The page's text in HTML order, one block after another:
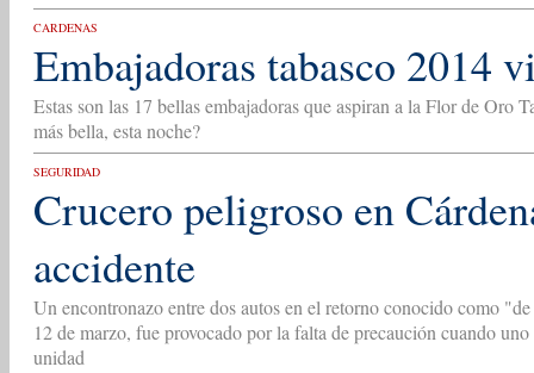
CARDENAS
Embajadoras tabasco 2014
Estas son las 17 bellas embajadoras que aspiran a la Flor de Oro
más bella, esta noche?
SEGURIDAD
Crucero peligroso en
accidente
Un encontronazo entre dos autos en el retorno conocido como
12 de marzo, fue provocado por la falta de precaución cuando
unidad